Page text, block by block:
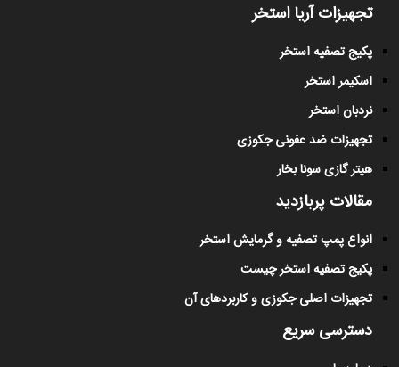
تجهیزات آریا استخر
پکیج تصفیه استخر
اسکیمر استخر
نردبان استخر
تجهیزات ضد عفونی جکوزی
هیتر گازی سونا بخار
مقالات پربازدید
انواع پمپ تصفیه و گرمایش استخر
پکیج تصفیه استخر چیست
تجهیزات اصلی جکوزی و کاربردهای آن
دسترسی سریع